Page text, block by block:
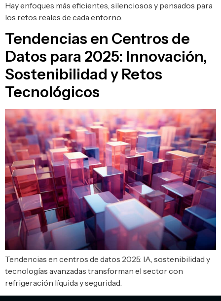
Hay enfoques más eficientes, silenciosos y pensados para
los retos reales de cada entorno.
Tendencias en Centros de
Datos para 2025: Innovación,
Sostenibilidad y Retos
Tecnológicos
Tendencias en centros de datos 2025: IA, sostenibilidad y
tecnologías avanzadas transforman el sector con
refrigeración líquida y seguridad.